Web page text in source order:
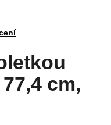
cm,